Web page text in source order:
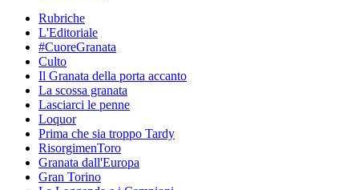
Rubriche
L'Editoriale
#CuoreGranata
Culto
Il Granata della porta accanto
La scossa granata
Lasciarci le penne
Loquor
Prima che sia troppo Tardy
RisorgimenToro
Granata dall'Europa
Gran Torino